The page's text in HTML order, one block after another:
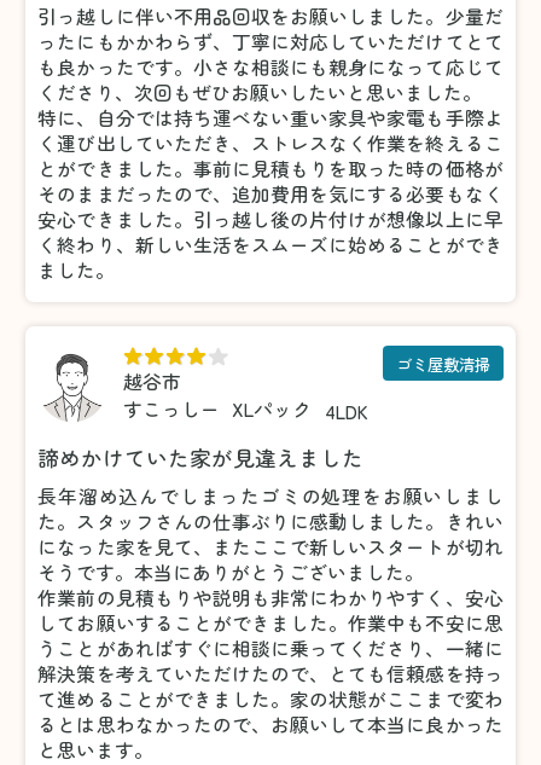
引っ越しに伴い不用品回収をお願いしました。少量だ
ったにもかかわらず、丁寧に対応していただけてとて
も良かったです。小さな相談にも親身になって応じて
くださり、次回もぜひお願いしたいと思いました。
特に、自分では持ち運べない重い家具や家電も手際よ
く運び出していただき、ストレスなく作業を終えるこ
とができました。事前に見積もりを取った時の価格が
そのままだったので、追加費用を気にする必要もなく
安心できました。引っ越し後の片付けが想像以上に早
く終わり、新しい生活をスムーズに始めることができ
ました。
越谷市
すこっしー
XLパック 4LDK
ゴミ屋敷清掃
諦めかけていた家が見違えました
長年溜め込んでしまったゴミの処理をお願いしまし
た。スタッフさんの仕事ぶりに感動しました。きれい
になった家を見て、またここで新しいスタートが切れ
そうです。本当にありがとうございました。
作業前の見積もりや説明も非常にわかりやすく、安心
してお願いすることができました。作業中も不安に思
うことがあればすぐに相談に乗ってくださり、一緒に
解決策を考えていただけたので、とても信頼感を持っ
て進めることができました。家の状態がここまで変わ
るとは思わなかったので、お願いして本当に良かった
と思います。